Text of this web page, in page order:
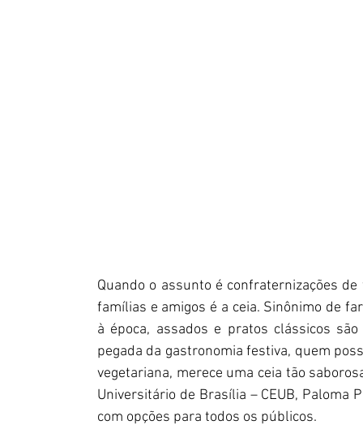
Quando o assunto é confraternizações
famílias e amigos é a ceia. Sinônimo de
à época, assados e pratos clássicos
pegada da gastronomia festiva, quem
vegetariana, merece uma ceia tão
Universitário de Brasília – CEUB, Paloma
com opções para todos os públicos.